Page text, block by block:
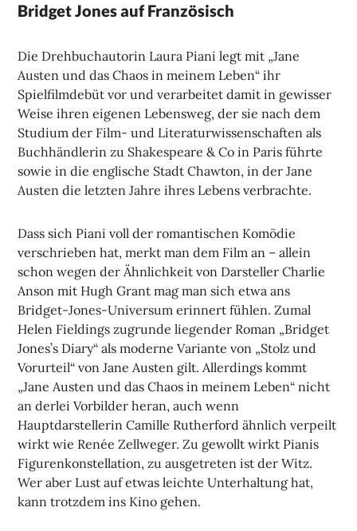
Bridget Jones auf Französisch
Die Drehbuchautorin Laura Piani legt mit „Jane
Austen und das Chaos in meinem Leben“ ihr
Spielfilmdebüt vor und verarbeitet damit in gewisser
Weise ihren eigenen Lebensweg, der sie nach dem
Studium der Film- und Literaturwissenschaften als
Buchhändlerin zu Shakespeare & Co in Paris führte
sowie in die englische Stadt Chawton, in der Jane
Austen die letzten Jahre ihres Lebens verbrachte.
Dass sich Piani voll der romantischen Komödie
verschrieben hat, merkt man dem Film an – allein
schon wegen der Ähnlichkeit von Darsteller Charlie
Anson mit Hugh Grant mag man sich etwa ans
Bridget-Jones-Universum erinnert fühlen. Zumal
Helen Fieldings zugrunde liegender Roman „Bridget
Jones’s Diary“ als moderne Variante von „Stolz und
Vorurteil“ von Jane Austen gilt. Allerdings kommt
„Jane Austen und das Chaos in meinem Leben“ nicht
an derlei Vorbilder heran, auch wenn
Hauptdarstellerin Camille Rutherford ähnlich verpeilt
wirkt wie Renée Zellweger. Zu gewollt wirkt Pianis
Figurenkonstellation, zu ausgetreten ist der Witz.
Wer aber Lust auf etwas leichte Unterhaltung hat,
kann trotzdem ins Kino gehen.